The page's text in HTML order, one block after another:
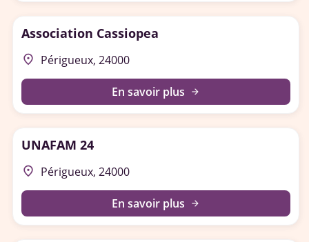
Association Cassiopea
place Périgueux, 24000
En savoir plus arrow_forward
UNAFAM 24
place Périgueux, 24000
En savoir plus arrow_forward